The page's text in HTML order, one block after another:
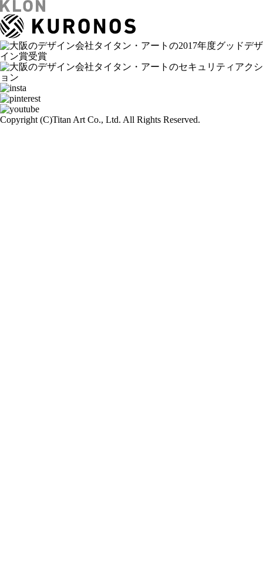
Copyright (C)Titan Art Co., Ltd. All Rights Reserved.